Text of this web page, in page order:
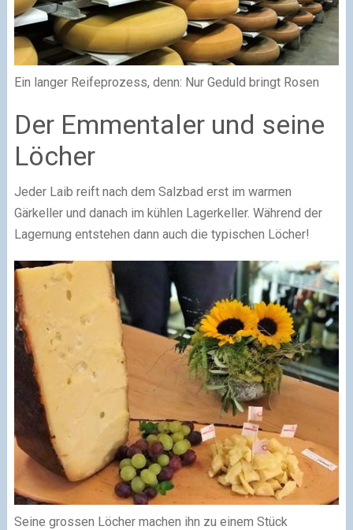
Ein langer Reifeprozess, denn: Nur Geduld bringt Rosen
Der Emmentaler und seine
Löcher
Jeder Laib reift nach dem Salzbad erst im warmen
Gärkeller und danach im kühlen Lagerkeller. Während der
Lagernung entstehen dann auch die typischen Löcher!
Seine grossen Löcher machen ihn zu einem Stück